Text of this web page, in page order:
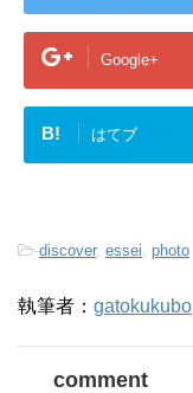
Google+
B! はてブ
-discover, essei photo
執筆者： gatokukubo
comment